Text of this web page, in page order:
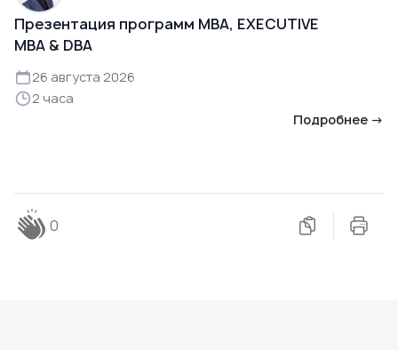
Презентация программ MBA, EXECUTIVE
MBA & DBA
26 августа 2026
2 часа
Подробнее →
0